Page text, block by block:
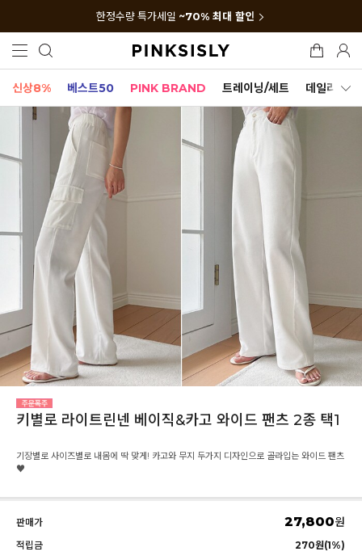
한정수량 특가세일 ~70% 최대 할인
신상8% 베스트50 PINK BRAND 트레이닝/세트 데일리세트
키별로 라이트린넨 베이직&카고 와이드 팬츠 2종 택1
기장별로 사이즈별로 내몸에 딱 맞게! 카고와 무지 두가지 디자인으로 골라입는 와이드 팬츠
♥
판매가 27,800원
적립금
270원(1%)